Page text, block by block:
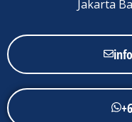
Jakarta